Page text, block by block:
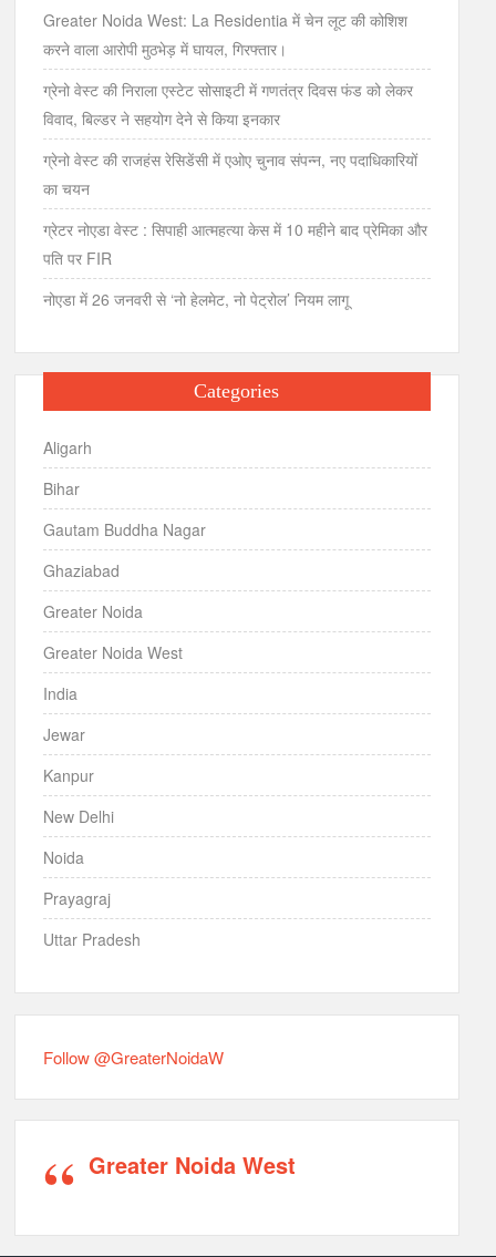
Greater Noida West: La Residentia में चेन लूट की कोशिश
करने वाला आरोपी मुठभेड़ में घायल, गिरफ्तार।
ग्रेनो वेस्ट की निराला एस्टेट सोसाइटी में गणतंत्र दिवस फंड को लेकर
विवाद, बिल्डर ने सहयोग देने से किया इनकार
ग्रेनो वेस्ट की राजहंस रेसिडेंसी में एओए चुनाव संपन्न, नए पदाधिकारियों
का चयन
ग्रेटर नोएडा वेस्ट : सिपाही आत्महत्या केस में 10 महीने बाद प्रेमिका और
पति पर FIR
नोएडा में 26 जनवरी से ‘नो हेलमेट, नो पेट्रोल’ नियम लागू
Categories
Aligarh
Bihar
Gautam Buddha Nagar
Ghaziabad
Greater Noida
Greater Noida West
India
Jewar
Kanpur
New Delhi
Noida
Prayagraj
Uttar Pradesh
Follow @GreaterNoidaW
Greater Noida West